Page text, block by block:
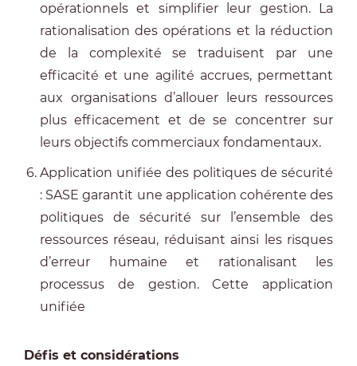
opérationnels et simplifier leur gestion. La
rationalisation des opérations et la réduction
de la complexité se traduisent par une
efficacité et une agilité accrues, permettant
aux organisations d’allouer leurs ressources
plus efficacement et de se concentrer sur
leurs objectifs commerciaux fondamentaux.
Application unifiée des politiques de sécurité
: SASE garantit une application cohérente des
politiques de sécurité sur l’ensemble des
ressources réseau, réduisant ainsi les risques
d’erreur humaine et rationalisant les
processus de gestion. Cette application
unifiée
Défis et considérations